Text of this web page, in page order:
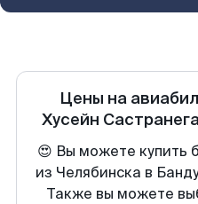
Цены на
Хусейн
😍 Вы можете купить
из Челябинска в
Также вы можете